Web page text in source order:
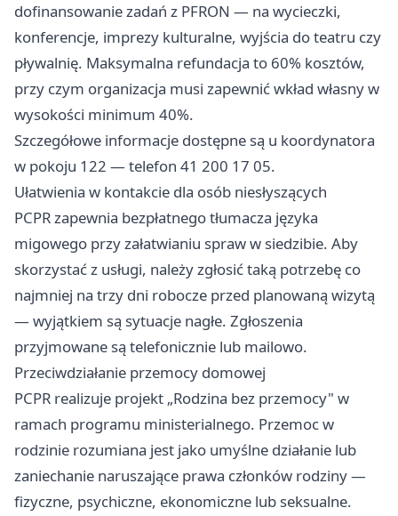
dofinansowanie zadań z PFRON — na wycieczki,
konferencje, imprezy kulturalne, wyjścia do teatru czy
pływalnię. Maksymalna refundacja to 60% kosztów,
przy czym organizacja musi zapewnić wkład własny w
wysokości minimum 40%.
Szczegółowe informacje dostępne są u koordynatora
w pokoju 122 — telefon 41 200 17 05.
Ułatwienia w kontakcie dla osób niesłyszących
PCPR zapewnia bezpłatnego tłumacza języka
migowego przy załatwianiu spraw w siedzibie. Aby
skorzystać z usługi, należy zgłosić taką potrzebę co
najmniej na trzy dni robocze przed planowaną wizytą
— wyjątkiem są sytuacje nagłe. Zgłoszenia
przyjmowane są telefonicznie lub mailowo.
Przeciwdziałanie przemocy domowej
PCPR realizuje projekt „Rodzina bez przemocy" w
ramach programu ministerialnego. Przemoc w
rodzinie rozumiana jest jako umyślne działanie lub
zaniechanie naruszające prawa członków rodziny —
fizyczne, psychiczne, ekonomiczne lub seksualne.